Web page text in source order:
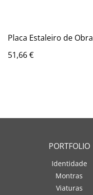
Placa Estaleiro de Obra
51,66 €
PORTFOLIO
Identidade
Montras
Viaturas